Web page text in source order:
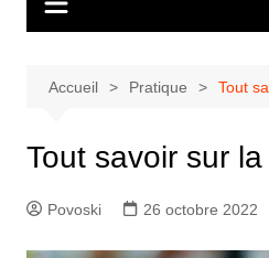
Accueil Pratique Tout
Tout savoir sur
Povoski 26 octobre 2022